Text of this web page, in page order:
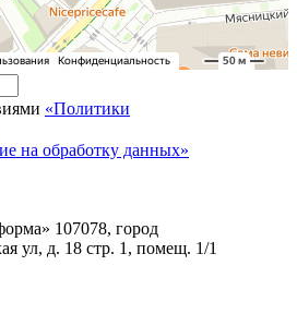
«Политики
на обработку данных»
107078, город
ул, д. 18 стр. 1, помещ. 1/1